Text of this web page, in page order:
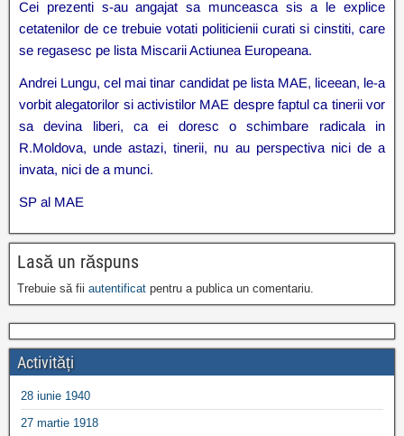
Cei prezenti s-au angajat sa munceasca sis a le explice
cetatenilor de ce trebuie votati politicienii curati si cinstiti, care
se regasesc pe lista Miscarii Actiunea Europeana.
Andrei Lungu, cel mai tinar candidat pe lista MAE, liceean, le-a
vorbit alegatorilor si activistilor MAE despre faptul ca tinerii vor
sa devina liberi, ca ei doresc o schimbare radicala in
R.Moldova, unde astazi, tinerii, nu au perspectiva nici de a
invata, nici de a munci.
SP al MAE
Lasă un răspuns
Trebuie să fii autentificat pentru a publica un comentariu.
Activități
28 iunie 1940
27 martie 1918